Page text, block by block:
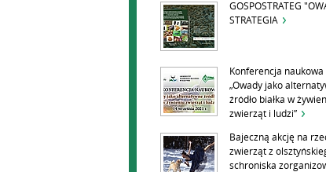
GOSPOSTRATEG
STRATEGIA
Konferencja naukowa
„Owady jako
źródło białka w
zwierząt i ludzi”
Bajeczną akcję na
zwierząt z
schroniska